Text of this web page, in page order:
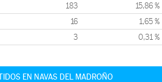
183 15,86 %
16 1,65 %
3 0,31 %
EN NAVAS DEL MADROÑO